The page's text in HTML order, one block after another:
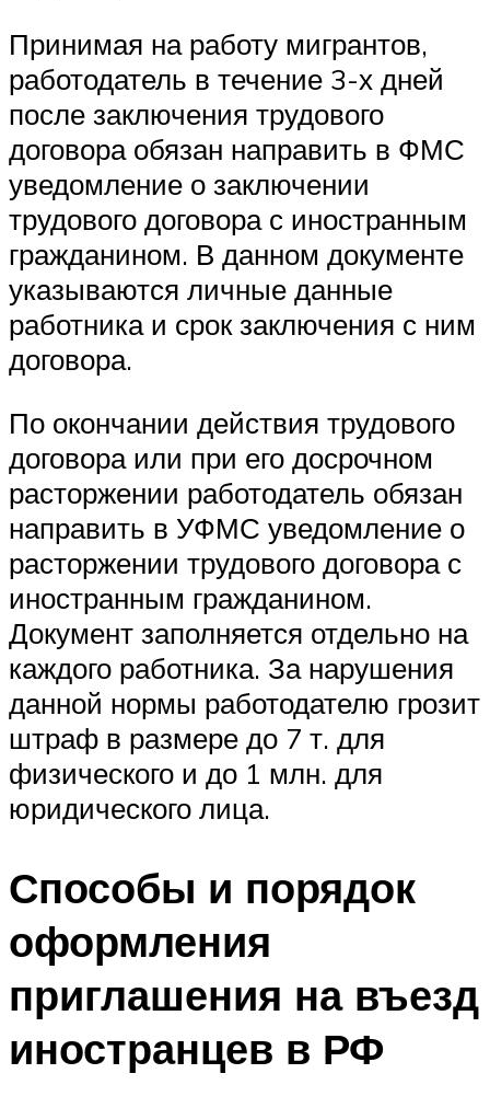
Принимая на работу мигрантов,
работодатель в течение 3-х дней
после заключения трудового
договора обязан направить в ФМС
уведомление о заключении
трудового договора с иностранным
гражданином. В данном документе
указываются личные данные
работника и срок заключения с ним
договора.
По окончании действия трудового
договора или при его досрочном
расторжении работодатель обязан
направить в УФМС уведомление о
расторжении трудового договора с
иностранным гражданином.
Документ заполняется отдельно на
каждого работника. За нарушения
данной нормы работодателю грозит
штраф в размере до 7 т. для
физического и до 1 млн. для
юридического лица.
Способы и порядок
оформления
приглашения на въезд
иностранцев в РФ